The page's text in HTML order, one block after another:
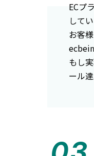
ECプ
してい
お客
もし
ール